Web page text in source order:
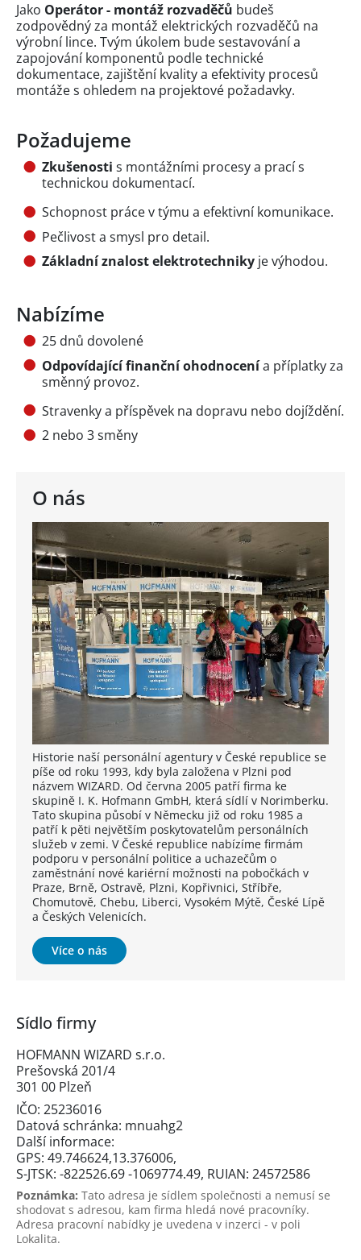
O nás
Historie naší personální agentury v České republice se
píše od roku 1993, kdy byla založena v Plzni pod
názvem WIZARD. Od června 2005 patří firma ke
skupině I. K. Hofmann GmbH, která sídlí v Norimberku.
Tato skupina působí v Německu již od roku 1985 a
patří k pěti největším poskytovatelům personálních
služeb v zemi. V České republice nabízíme firmám
podporu v personální politice a uchazečům o
zaměstnání nové kariérní možnosti na pobočkách v
Praze, Brně, Ostravě, Plzni, Kopřivnici, Stříbře,
Chomutově, Chebu, Liberci, Vysokém Mýtě, České Lípě
a Českých Velenicích.
Více o nás
Jako Operátor - montáž rozvaděčů budeš
zodpovědný za montáž elektrických rozvaděčů na
výrobní lince. Tvým úkolem bude sestavování a
zapojování komponentů podle technické
dokumentace, zajištění kvality a efektivity procesů
montáže s ohledem na projektové požadavky.
Požadujeme
Zkušenosti s montážními procesy a prací s
technickou dokumentací.
Schopnost práce v týmu a efektivní komunikace.
Pečlivost a smysl pro detail.
Základní znalost elektrotechniky je výhodou.
Nabízíme
25 dnů dovolené
Odpovídající finanční ohodnocenía příplatky za
směnný provoz.
Stravenky a příspěvek na dopravu nebo dojíždění.
2 nebo 3 směny
Sídlo firmy
HOFMANN WIZARD s.r.o.
Prešovská 201/4
301 00 Plzeň
IČO: 25236016
Datová schránka: mnuahg2
Další informace:
GPS: 49.746624,13.376006,
S-JTSK: -822526.69 -1069774.49, RUIAN: 24572586
Poznámka: Tato adresa je sídlem společnosti a nemusí se
shodovat s adresou, kam firma hledá nové pracovníky.
Adresa pracovní nabídky je uvedena v inzerci - v poli
Lokalita.